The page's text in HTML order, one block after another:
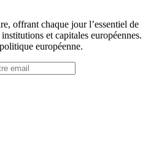
offrant chaque jour l’essentiel de
et capitales européennes.
européenne.